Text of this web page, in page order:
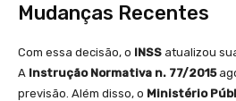
Mudanças Recentes
Com essa decisão, o INSS atualizou
A Instrução Normativa n. 77/2015
previsão. Além disso, o Ministério